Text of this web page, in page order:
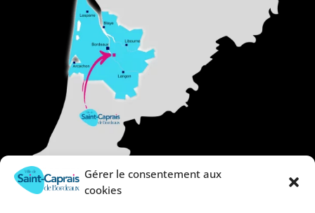
Gérer le consentement aux
cookies